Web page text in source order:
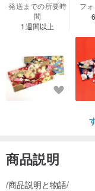
発送までの所要時
間
1週間以上
フ
商品説明
/商品説明と物語/